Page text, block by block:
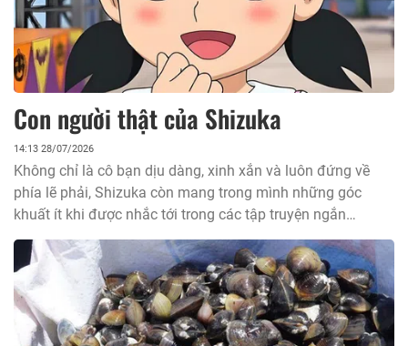
Con người thật của Shizuka
14:13 28/07/2026
Không chỉ là cô bạn dịu dàng, xinh xắn và luôn đứng về
phía lẽ phải, Shizuka còn mang trong mình những góc
khuất ít khi được nhắc tới trong các tập truyện ngắn
thường ngày.